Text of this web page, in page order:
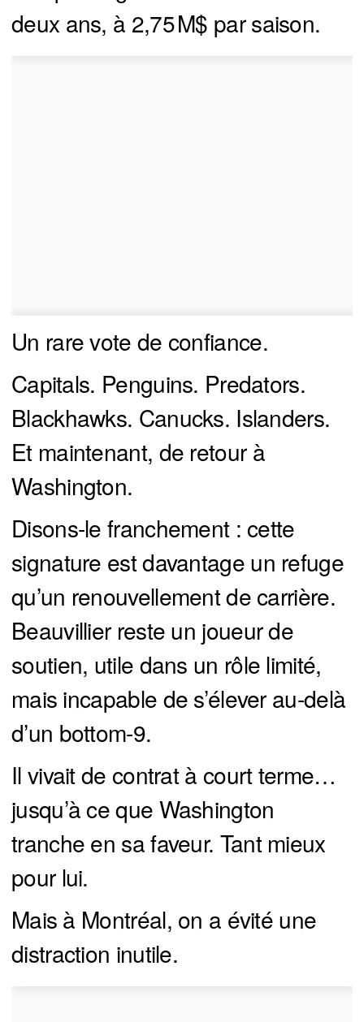
deux ans, à 2,75 M$ par saison.
Un rare vote de confiance.
Capitals. Penguins. Predators.
Blackhawks. Canucks. Islanders.
Et maintenant, de retour à
Washington.
Disons-le franchement : cette
signature est davantage un refuge
qu’un renouvellement de carrière.
Beauvillier reste un joueur de
soutien, utile dans un rôle limité,
mais incapable de s’élever au-delà
d’un bottom-9.
Il vivait de contrat à court terme…
jusqu’à ce que Washington
tranche en sa faveur. Tant mieux
pour lui.
Mais à Montréal, on a évité une
distraction inutile.